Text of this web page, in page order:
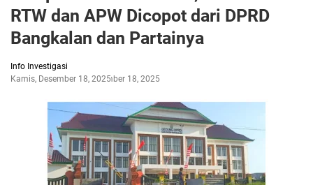
RTW dan APW Dicopot dari DPRD
Bangkalan dan Partainya
Info Investigasi
Kamis, Desember 18, 2025Desember 18, 2025